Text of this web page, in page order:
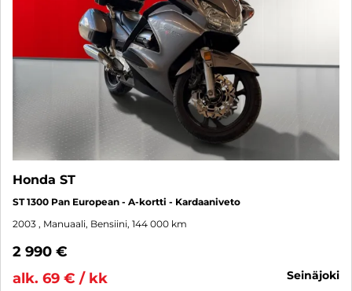
Honda ST
ST 1300 Pan European - A-kortti - Kardaaniveto
2003 , Manuaali, Bensiini, 144 000 km
2 990 €
alk. 69 € / kk
seinäjoki